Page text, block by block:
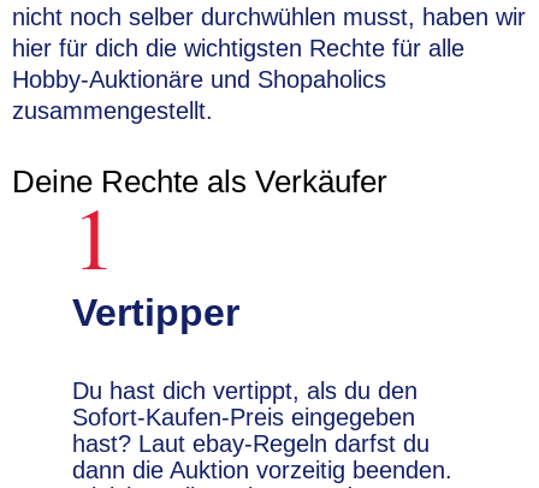
nicht noch selber durchwühlen musst, haben wir
hier für dich die wichtigsten Rechte für alle
Hobby-Auktionäre und Shopaholics
zusammengestellt.
Deine Rechte als Verkäufer
1
Vertipper
Du hast dich vertippt, als du den
Sofort-Kaufen-Preis eingegeben
hast? Laut ebay-Regeln darfst du
dann die Auktion vorzeitig beenden.